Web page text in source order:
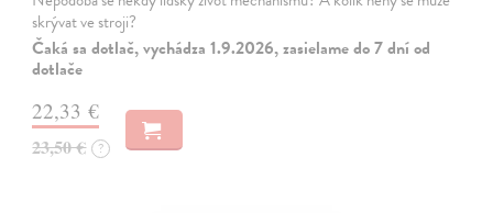
skrývat ve stroji?
Čaká sa dotlač, vychádza 1.9.2026, zasielame do 7 dní od
dotlače
22,33 €
23,50 € ?